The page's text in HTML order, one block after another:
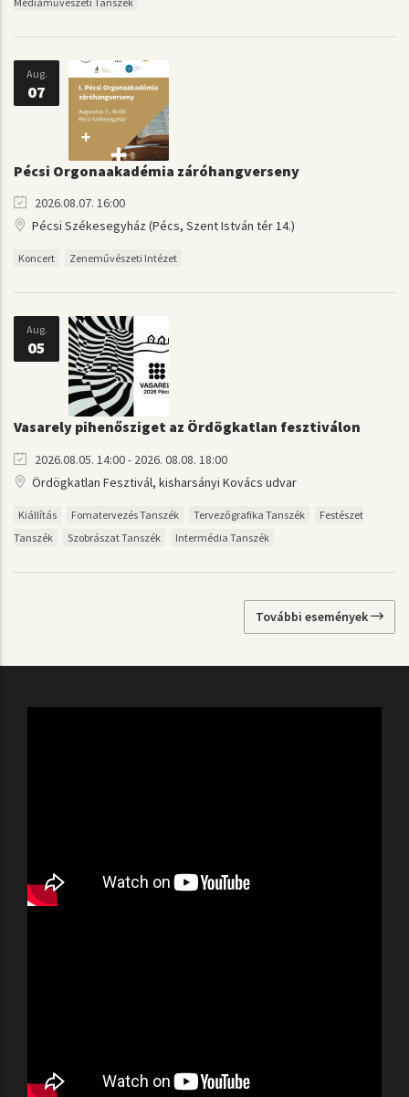
Aug.
07
Pécsi Orgonaakadémia záróhangverseny
2026.08.07. 16:00
Pécsi Székesegyház (Pécs, Szent István tér 14.)
Koncert Zeneművészeti Intézet
Aug.
05
Vasarely pihenősziget az Ördögkatlan fesztiválon
2026.08.05. 14:00 - 2026. 08.08. 18:00
Ördögkatlan Fesztivál, kisharsányi Kovács udvar
Kiállítás Fomatervezés Tanszék Tervezőgrafika Tanszék
Festészet
Tanszék
Szobrászat Tanszék Intermédia Tanszék
További események